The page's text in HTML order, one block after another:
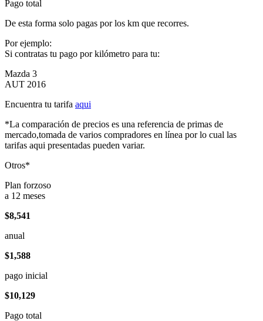
Pago total
De esta forma solo pagas por los km que recorres.
Por ejemplo:
Si contratas tu pago por kilómetro para tu:
Mazda 3
AUT 2016
Encuentra tu tarifa aqui
*La comparación de precios es una referencia de primas de
mercado,tomada de varios compradores en línea por lo cual las
tarifas aqui presentadas pueden variar.
Otros*
Plan forzoso
a 12 meses
$8,541
anual
$1,588
pago inicial
$10,129
Pago total